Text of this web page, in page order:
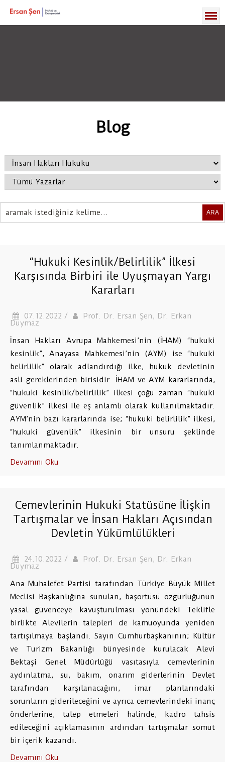
Blog
ARA
“Hukuki Kesinlik/Belirlilik” İlkesi
Karşısında Birbiri ile Uyuşmayan Yargı
Kararları
07.12.2022 / Prof. Dr. Ersan Şen, Dr. Erkan
Duymaz
İnsan Hakları Avrupa Mahkemesi’nin (İHAM) “hukuki
kesinlik”, Anayasa Mahkemesi’nin (AYM) ise “hukuki
belirlilik” olarak adlandırdığı ilke, hukuk devletinin
asli gereklerinden birisidir. İHAM ve AYM kararlarında,
“hukuki kesinlik/belirlilik” ilkesi çoğu zaman “hukuki
güvenlik” ilkesi ile eş anlamlı olarak kullanılmaktadır.
AYM’nin bazı kararlarında ise; “hukuki belirlilik” ilkesi,
“hukuki güvenlik” ilkesinin bir unsuru şeklinde
tanımlanmaktadır.
Devamını Oku
Cemevlerinin Hukuki Statüsüne İlişkin
Tartışmalar ve İnsan Hakları Açısından
Devletin Yükümlülükleri
24.10.2022 / Prof. Dr. Ersan Şen, Dr. Erkan
Duymaz
Ana Muhalefet Partisi tarafından Türkiye Büyük Millet
Meclisi Başkanlığına sunulan, başörtüsü özgürlüğünün
yasal güvenceye kavuşturulması yönündeki Teklifle
birlikte Alevilerin talepleri de kamuoyunda yeniden
tartışılmaya başlandı. Sayın Cumhurbaşkanının; Kültür
ve Turizm Bakanlığı bünyesinde kurulacak Alevi
Bektaşi Genel Müdürlüğü vasıtasıyla cemevlerinin
aydınlatma, su, bakım, onarım giderlerinin Devlet
tarafından karşılanacağını, imar planlarındaki
sorunların giderileceğini ve ayrıca cemevlerindeki inanç
önderlerine, talep etmeleri halinde, kadro tahsis
edileceğini açıklamasının ardından tartışmalar somut
bir içerik kazandı.
Devamını Oku